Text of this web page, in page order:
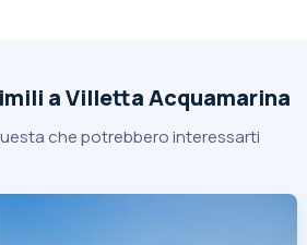
a Villetta Acquamarina
che potrebbero interessarti